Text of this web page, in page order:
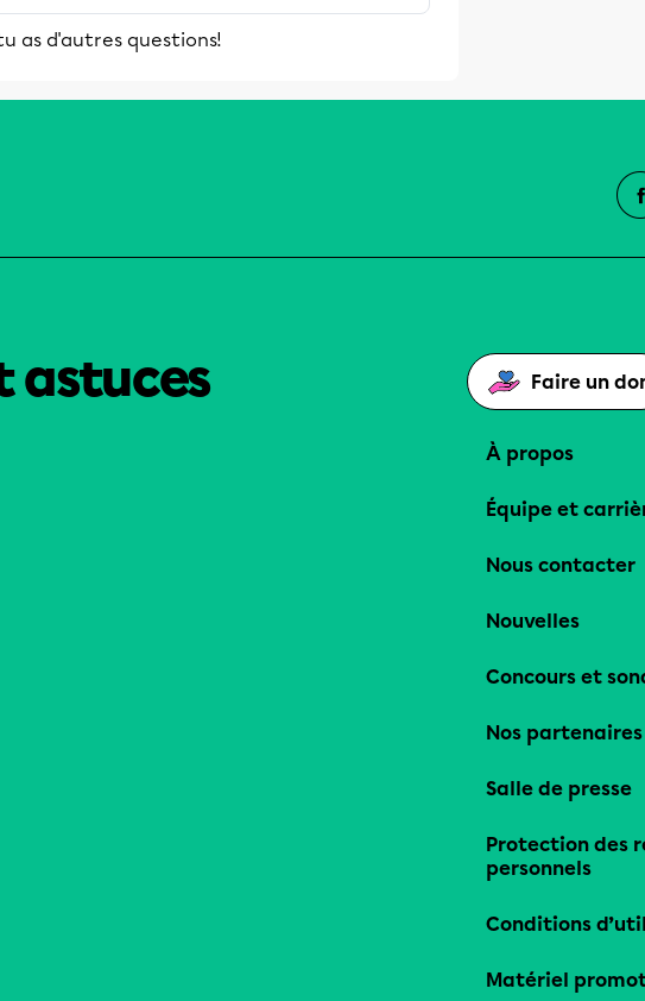
as d'autres questions!
astuces
Faire un
À propos
Équipe et
Nous contacter
Nouvelles
Concours et
Nos partenaires
Salle de presse
Protection des
personnels
Conditions
Matériel